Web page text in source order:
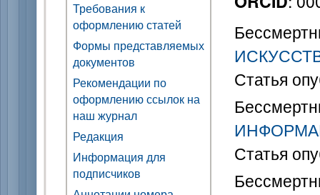
Требования к
оформлению статей
Формы представляемых
документов
Рекомендации по
оформлению ссылок на
наш журнал
Редакция
Информация для
подписчиков
Статья
Статья